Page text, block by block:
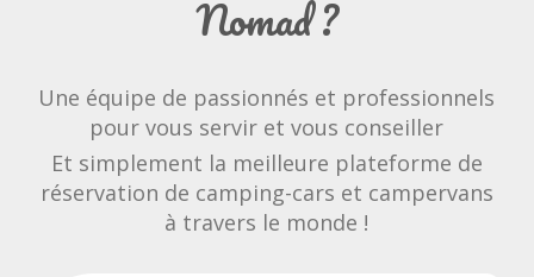
Nomad ?
Une équipe de passionnés et professionnels
pour vous servir et vous conseiller
Et simplement la meilleure plateforme de
réservation de camping-cars et campervans
à travers le monde !